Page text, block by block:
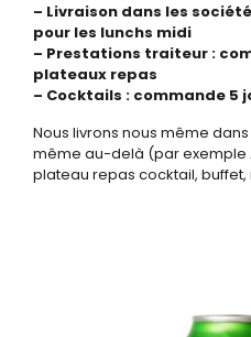
– Livraison dans les
pour les lunchs midi
– Prestations traiteur :
plateaux repas
– Cocktails : commande 5
Nous livrons nous même
même au-delà (par exemple
plateau repas cocktail,